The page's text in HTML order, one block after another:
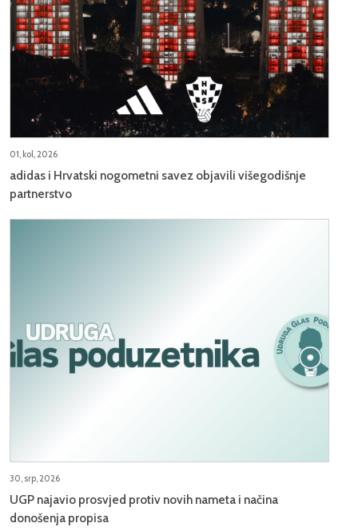
01, kol, 2026
adidas i Hrvatski nogometni savez objavili višegodišnje
partnerstvo
30, srp, 2026
UGP najavio prosvjed protiv novih nameta i načina
donošenja propisa